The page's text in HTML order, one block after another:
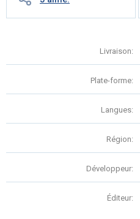
Livraison:
Plate-forme:
Langues:
Région:
Développeur:
Éditeur: